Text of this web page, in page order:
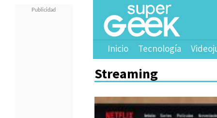
Inicio Tecnología
Streaming